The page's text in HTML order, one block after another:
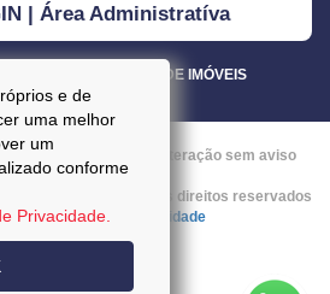
e de
uma melhor
um
conforme
Privacidade.
| Área Administratíva
- ADMINISTRAÇÃO DE IMÓVEIS
site estão sujeitos a alteração sem aviso
prévio.
Imoveis :: Todos os direitos reservados
::Política da Privacidade